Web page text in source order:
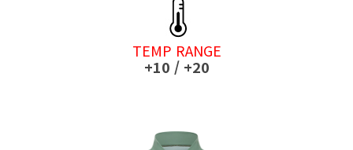
TEMP RANGE
+10 / +20